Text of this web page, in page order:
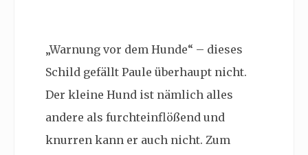
„Warnung vor dem Hunde“ – dieses
Schild gefällt Paule überhaupt nicht.
Der kleine Hund ist nämlich alles
andere als furchteinflößend und
knurren kann er auch nicht. Zum